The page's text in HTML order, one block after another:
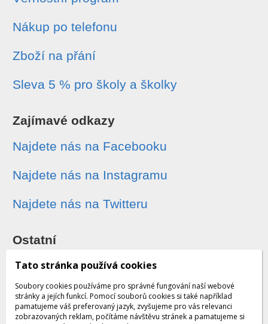
Nákup po telefonu
Zboží na přání
Sleva 5 % pro školy a školky
Zajímavé odkazy
Najdete nás na Facebooku
Najdete nás na Instagramu
Najdete nás na Twitteru
Ostatní
Sledování zásilek
Dárkové poukazy
Tato stránka používá cookies
Soubory cookies používáme pro správné fungování naší webové
stránky a jejích funkcí. Pomocí souborů cookies si také například
pamatujeme váš preferovaný jazyk, zvyšujeme pro vás relevanci
zobrazovaných reklam, počítáme návštěvu stránek a pamatujeme si